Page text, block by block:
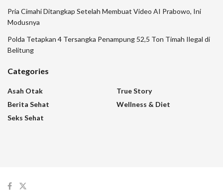
Pria Cimahi Ditangkap Setelah Membuat Video AI Prabowo, Ini
Modusnya
Polda Tetapkan 4 Tersangka Penampung 52,5 Ton Timah Ilegal di
Belitung
Categories
Asah Otak
Berita Sehat
Seks Sehat
True Story
Wellness & Diet